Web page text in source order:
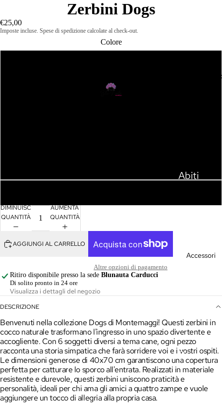
Abiti
Top
Pantaloni
Maglieria
Outlet
Vedi
tutto
Accessori
Borse
Cappelli
Sciarpe
Zerbini Dogs
€25,00
Imposte incluse. Spese di spedizione calcolate al check-out.
Colore
P2
DIMINUISCI
QUANTITÀ
AUMENTA
QUANTITÀ
AGGIUNGI AL CARRELLO
Altre opzioni di pagamento
Ritiro disponibile presso la sede Blunauta Carducci
Di solito pronto in 24 ore
Visualizza i dettagli del negozio
DESCRIZIONE
Benvenuti nella collezione Dogs di Montemaggi! Questi zerbini in
cocco naturale trasformano l'ingresso in uno spazio divertente e
accogliente. Con 6 soggetti diversi a tema cane, ogni pezzo
racconta una storia simpatica che farà sorridere voi e i vostri ospiti.
Le dimensioni generose di 40x70 cm garantiscono una copertura
perfetta per catturare lo sporco all'entrata. Realizzati in materiale
resistente e durevole, questi zerbini uniscono praticità e
personalità, ideali per chi ama gli amici a quattro zampe e vuole
aggiungere un tocco di allegria alla propria casa.